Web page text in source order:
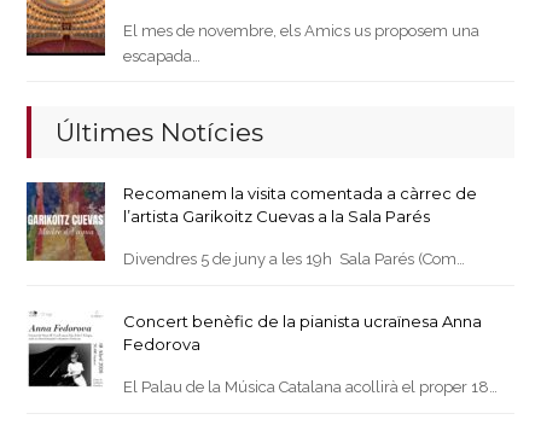
El mes de novembre, els Amics us proposem una
escapada…
Últimes Notícies
Recomanem la visita comentada a càrrec de
l’artista Garikoitz Cuevas a la Sala Parés
Divendres 5 de juny a les 19h Sala Parés (Com…
Concert benèfic de la pianista ucraïnesa Anna
Fedorova
El Palau de la Música Catalana acollirà el proper 18…